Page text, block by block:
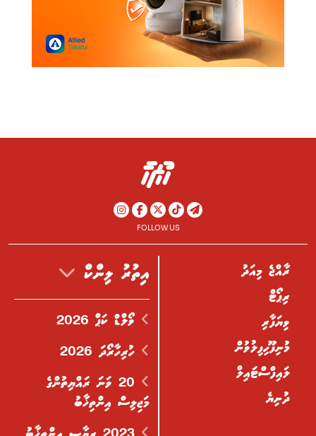
FOLLOW US
ރާއްޖެ މިއަދު
ރިޕޯޓް
ވިޔަފާރި
މުނިފޫހިފިލުވުން
ލައިފްސްޓައިލް
ދުނިޔެ
އިތުރު ލިންކް
ވޯލްޑް ކަޕް 2026
ހުރިހާރޯދަ 2026
20 ވަނަ ރައްޔިތުންގެ
މަޖިލިސް އިންތިޚާބު